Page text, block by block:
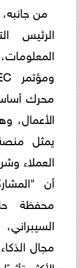
من
الرئيس
محرك
الأعمال،
يمثل
العملاء
أن
محفظة
مجال